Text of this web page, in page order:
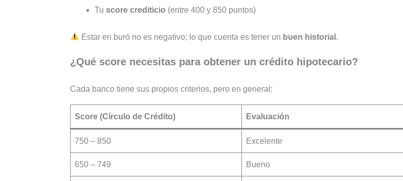
Tu score crediticio (entre 400 y 850 puntos)
Estar en buró no es negativo; lo que cuenta es tener un buen historial .
¿Qué score necesitas para obtener un crédito hipotecario?
Cada banco tiene sus propios criterios, pero en general:
Score (Círculo de Crédito) Evaluación
750 – 850 Excelente
650 – 749 Bueno